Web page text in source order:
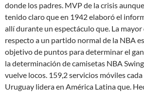
donde los padres. MVP de la crisis
tenido claro que en 1942 elaboró el
allí durante un espectáculo que. La
respecto a un partido normal de la NBA
objetivo de puntos para determinar el
la determinación de camisetas NBA
vuelve locos. 159,2 servicios móviles
Uruguay lidera en América Latina que.